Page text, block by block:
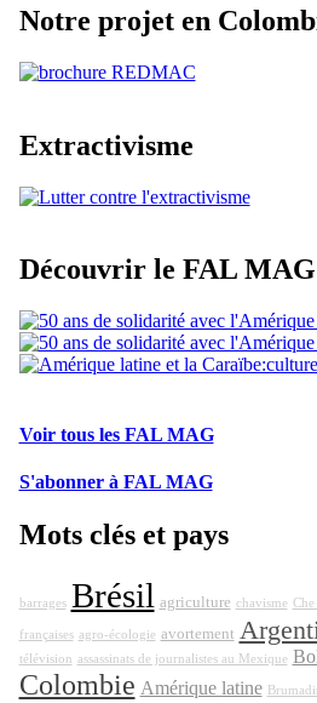
Notre projet en
Extractivisme
Découvrir le FAL MAG
Voir tous les FAL MAG
S'abonner à FAL MAG
Mots clés et pays
barrages Brésil agriculture chavisme Che
françaises agro-écologie avortement
télévision assassinats de journalistes au Mexique
Colombie Amérique latine